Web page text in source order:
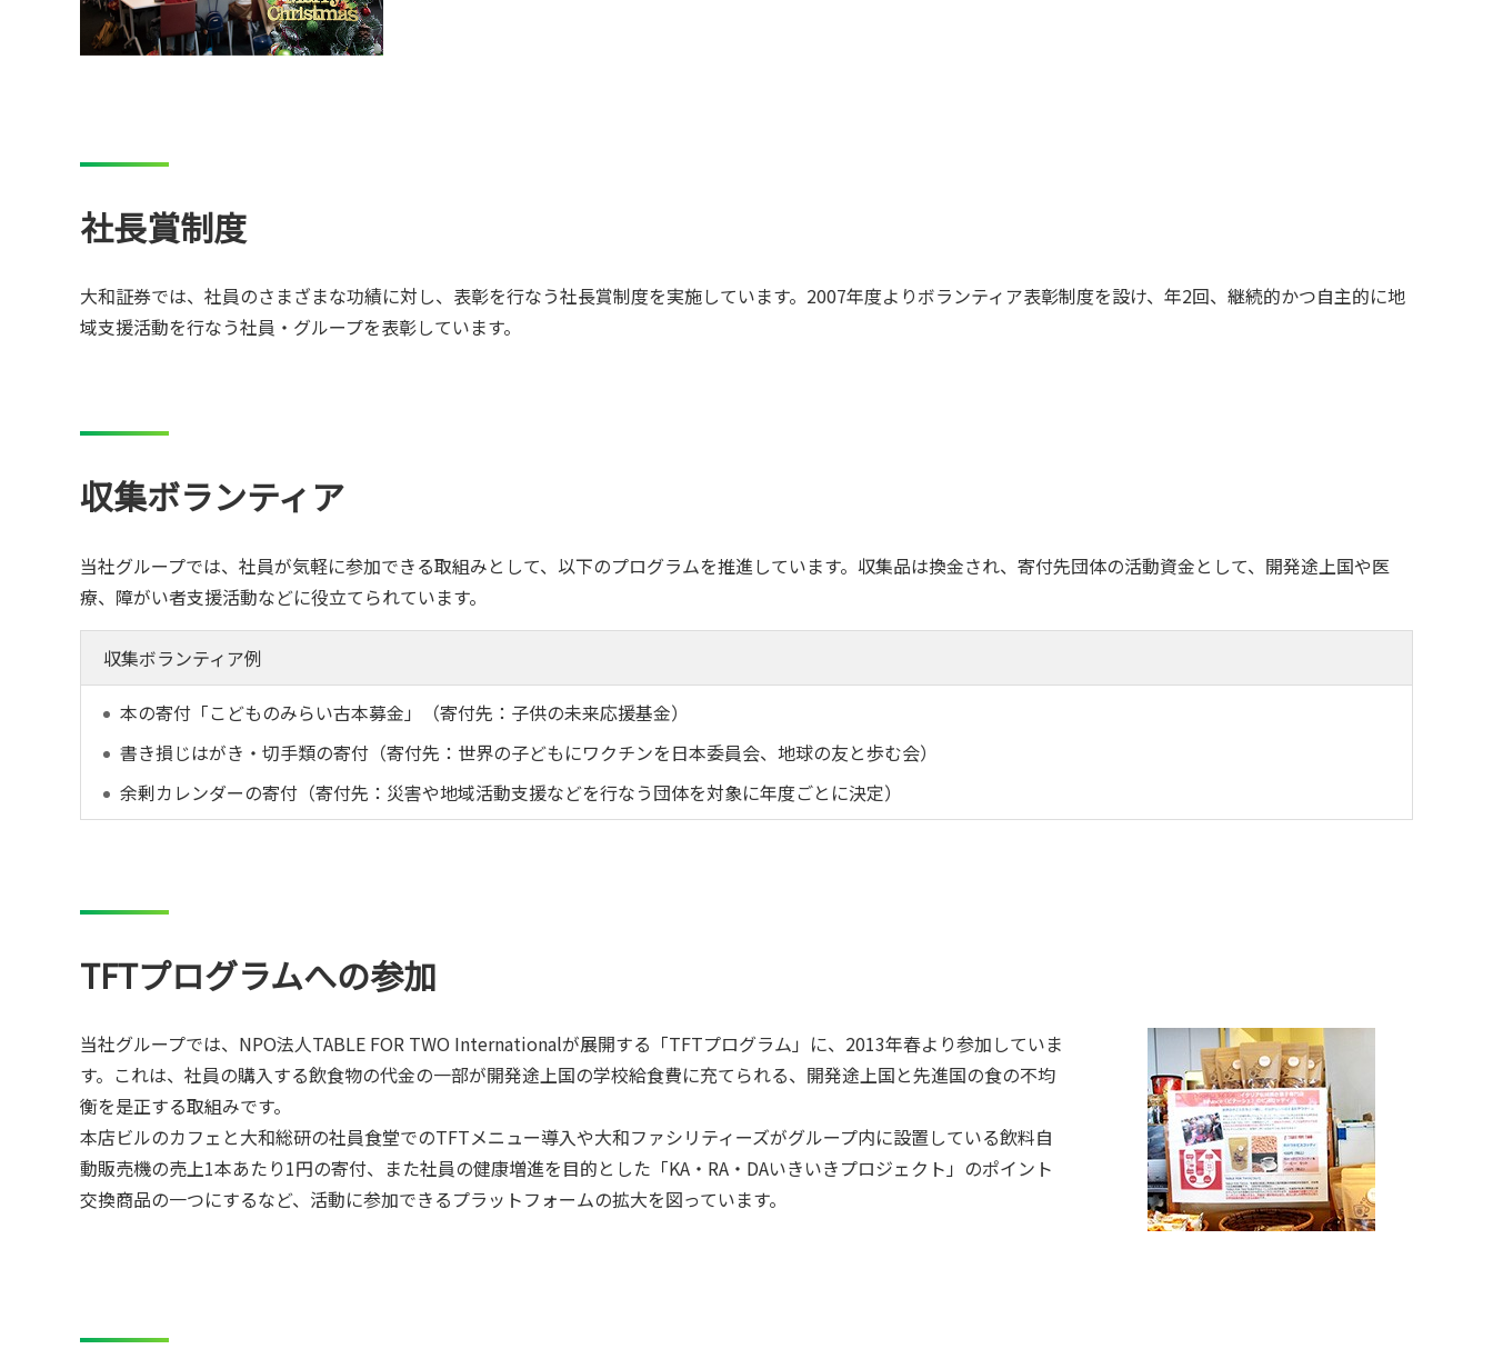
社長賞制度
大和証券では、社員のさまざまな功績に対し、表彰を行なう社長賞制度を実施しています。2007年度よりボランティア表彰制度を設け、年2回、継続的かつ自主的に地
域支援活動を行なう社員・グループを表彰しています。
収集ボランティア
当社グループでは、社員が気軽に参加できる取組みとして、以下のプログラムを推進しています。収集品は換金され、寄付先団体の活動資金として、開発途上国や医
療、障がい者支援活動などに役立てられています。
収集ボランティア例
本の寄付「こどものみらい古本募金」（寄付先：子供の未来応援基金）
書き損じはがき・切手類の寄付（寄付先：世界の子どもにワクチンを日本委員会、地球の友と歩む会）
余剰カレンダーの寄付（寄付先：災害や地域活動支援などを行なう団体を対象に年度ごとに決定）
TFTプログラムへの参加
当社グループでは、NPO法人TABLE FOR TWO Internationalが展開する「TFTプログラム」に、2013年春より参加していま
す。これは、社員の購入する飲食物の代金の一部が開発途上国の学校給食費に充てられる、開発途上国と先進国の食の不均
衡を是正する取組みです。
本店ビルのカフェと大和総研の社員食堂でのTFTメニュー導入や大和ファシリティーズがグループ内に設置している飲料自
動販売機の売上1本あたり1円の寄付、また社員の健康増進を目的とした「KA・RA・DAいきいきプロジェクト」のポイント
交換商品の一つにするなど、活動に参加できるプラットフォームの拡大を図っています。